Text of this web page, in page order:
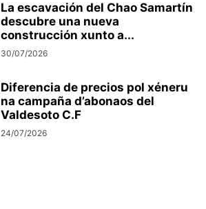
La escavación del Chao Samartín
descubre una nueva
construcción xunto a...
30/07/2026
Diferencia de precios pol xéneru
na campaña d’abonaos del
Valdesoto C.F
24/07/2026